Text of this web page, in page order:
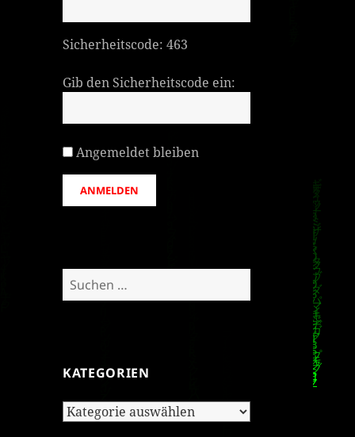
Sicherheitscode: 463
Gib den Sicherheitscode ein:
Angemeldet bleiben
ANMELDEN
Suchen
nach:
KATEGORIEN
Kategorien